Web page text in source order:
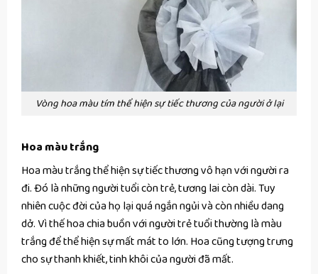
Vòng hoa màu tím thể hiện sự tiếc thương của người ở lại
Hoa màu trắng
Hoa màu trắng thể hiện sự tiếc thương vô hạn với người ra
đi. Đó là những người tuổi còn trẻ, tương lai còn dài. Tuy
nhiên cuộc đời của họ lại quá ngắn ngủi và còn nhiều dang
dở. Vì thế hoa chia buồn với người trẻ tuổi thường là màu
trắng để thể hiện sự mất mát to lớn. Hoa cũng tượng trưng
cho sự thanh khiết, tinh khôi của người đã mất.